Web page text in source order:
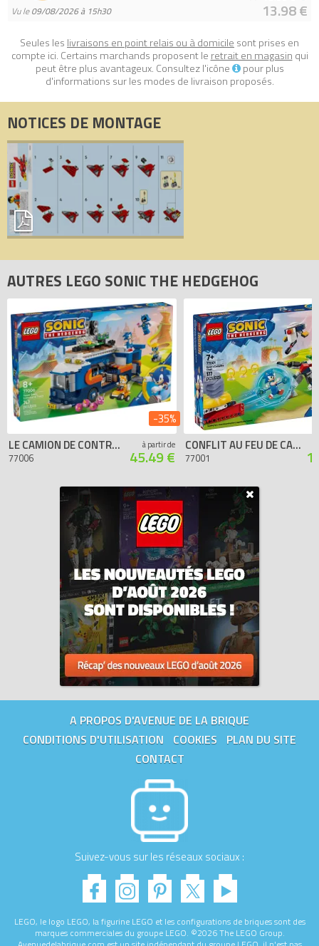
Vu le09/08/2026 à 15h30 13.98 €
Seules les livraisons en point relais ou à domicile sont prises en
compte ici. Certains marchands proposent le retrait en magasin qui
peut être plus avantageux. Consultez l'icône
pour plus
d'informations sur les modes de livraison proposés.
NOTICES DE MONTAGE
AUTRES LEGO SONIC THE HEDGEHOG
LE CAMION DE CONTRÔLE DE L’ÉQUIPE SONIC
77006
à partir de
45.49 €
-35%
CONFLIT AU FEU DE CAMP DE SONIC
77001
A PROPOS D'AVENUE DE LA BRIQUE
CONDITIONS D'UTILISATION
COOKIES
PLAN DU SITE
CONTACT
Suivez-vous sur les réseaux sociaux :
LEGO, le logo LEGO, la figurine LEGO et les configurations de briques sont des
marques commerciales du groupe LEGO. ©2026 The LEGO Group.